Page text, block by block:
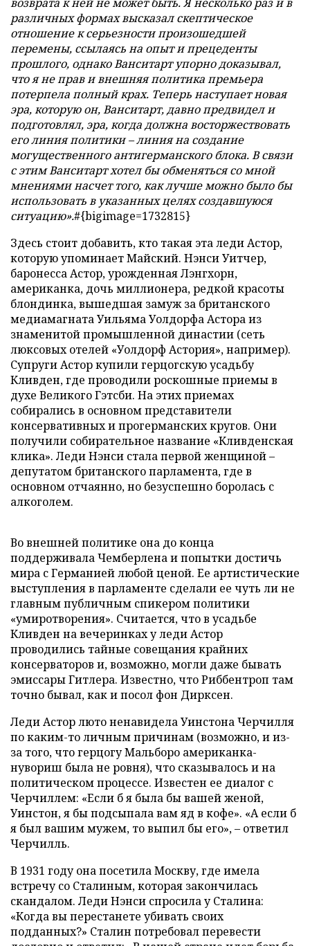
различных формах высказал скептическое
отношение к серьезности произошедшей
перемены, ссылаясь на опыт и прецеденты
прошлого, однако Ванситарт упорно доказывал,
что я не прав и внешняя политика премьера
потерпела полный крах. Теперь наступает новая
эра, которую он, Ванситарт, давно предвидел и
подготовлял, эра, когда должна восторжествовать
его линия политики – линия на создание
могущественного антигерманского блока. В связи
с этим Ванситарт хотел бы обменяться со мной
мнениями насчет того, как лучше можно было бы
использовать в указанных целях создавшуюся
ситуацию».#{bigimage=1732815}
Здесь стоит добавить, кто такая эта леди Астор,
которую упоминает Майский. Нэнси Уитчер,
баронесса Астор, урожденная Лэнгхорн,
американка, дочь миллионера, редкой красоты
блондинка, вышедшая замуж за британского
медиамагната Уильяма Уолдорфа Астора из
знаменитой промышленной династии (сеть
люксовых отелей «Уолдорф Астория», например).
Супруги Астор купили герцогскую усадьбу
Кливден, где проводили роскошные приемы в
духе Великого Гэтсби. На этих приемах
собирались в основном представители
консервативных и прогерманских кругов. Они
получили собирательное название «Кливденская
клика». Леди Нэнси стала первой женщиной –
депутатом британского парламента, где в
основном отчаянно, но безуспешно боролась с
алкоголем.
Во внешней политике она до конца
поддерживала Чемберлена и попытки достичь
мира с Германией любой ценой. Ее артистические
выступления в парламенте сделали ее чуть ли не
главным публичным спикером политики
«умиротворения». Считается, что в усадьбе
Кливден на вечеринках у леди Астор
проводились тайные совещания крайних
консерваторов и, возможно, могли даже бывать
эмиссары Гитлера. Известно, что Риббентроп там
точно бывал, как и посол фон Дирксен.
Леди Астор люто ненавидела Уинстона Черчилля
по каким-то личным причинам (возможно, и из-
за того, что герцогу Мальборо американка-
нувориш была не ровня), что сказывалось и на
политическом процессе. Известен ее диалог с
Черчиллем: «Если б я была бы вашей женой,
Уинстон, я бы подсыпала вам яд в кофе». «А если б
я был вашим мужем, то выпил бы его», – ответил
Черчилль.
В 1931 году она посетила Москву, где имела
встречу со Сталиным, которая закончилась
скандалом. Леди Нэнси спросила у Сталина:
«Когда вы перестанете убивать своих
подданных?» Сталин потребовал перевести